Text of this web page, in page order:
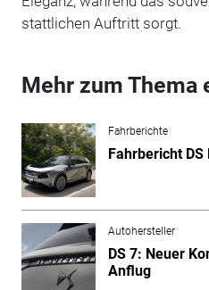
stattlichen Auftritt sorgt.
Mehr zum Thema
Fahrberichte
Fahrbericht
Autohersteller
DS 7: Neuer
Anflug